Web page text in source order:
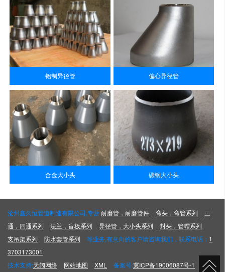
铝制异径管 偏心异径管
合金大小头 碳钢大小头
沧州鑫久恒管道制造有限公司,专营耐磨管，耐磨管件 弯头，弯管系列
三
通，四通系列
法兰，盲板系列 异径管，大小头系列
封头，管帽系列
支吊架系列
防水套管系列 等业务,有意向的客户请咨询我们，联系电话： 1
3703173001
技术支持:天阔网络 网站地图 XML 备案号:冀ICP备19006087号-1